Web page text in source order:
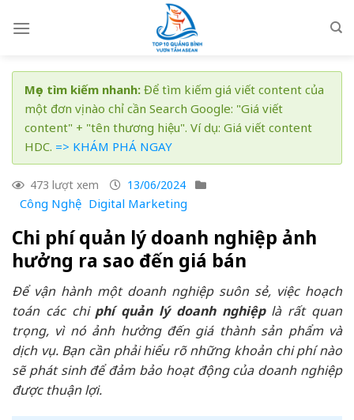
Mẹo tìm kiếm nhanh: Để tìm kiếm giá viết content của
một đơn vị nào chỉ cần Search Google: "Giá viết
content" + "tên thương hiệu". Ví dụ: Giá viết content
HDC. => KHÁM PHÁ NGAY
473 lượt xem 13/06/2024
Công Nghệ Digital Marketing
Chi phí quản lý doanh nghiệp ảnh
hưởng ra sao đến giá bán
Để vận hành một doanh nghiệp suôn sẻ, việc hoạch
toán các chi phí quản lý doanh nghiệplà rất quan
trọng, vì nó ảnh hưởng đến giá thành sản phẩm và
dịch vụ. Bạn cần phải hiểu rõ những khoản chi phí nào
sẽ phát sinh để đảm bảo hoạt động của doanh nghiệp
được thuận lợi.